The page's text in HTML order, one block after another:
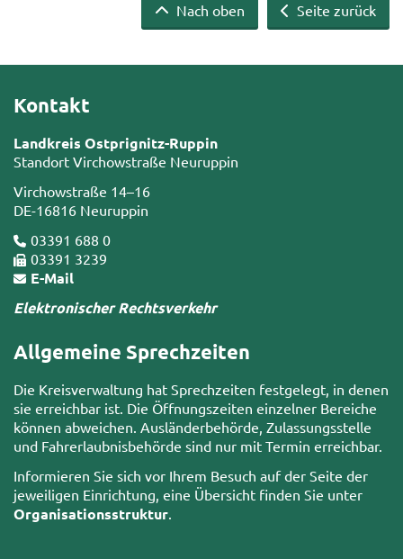
Seite zurück
Nach oben
Kontakt
Landkreis Ostprignitz-Ruppin
Standort Virchowstraße Neuruppin
Virchowstraße 14–16
DE-16816 Neuruppin
03391 688 0
03391 3239
E-Mail
Elektronischer Rechtsverkehr
Allgemeine Sprechzeiten
Die Kreisverwaltung hat Sprechzeiten festgelegt, in denen
sie erreichbar ist. Die Öffnungszeiten einzelner Bereiche
können abweichen. Ausländerbehörde, Zulassungsstelle
und Fahrerlaubnisbehörde sind nur mit Termin erreichbar.
Informieren Sie sich vor Ihrem Besuch auf der Seite der
jeweiligen Einrichtung, eine Übersicht finden Sie unter
Organisationsstruktur